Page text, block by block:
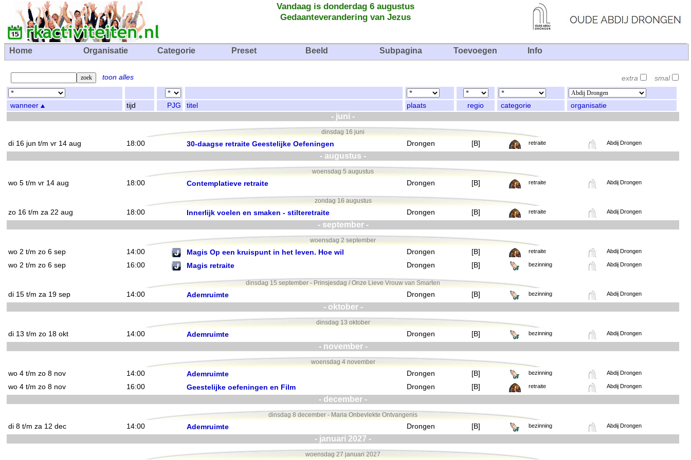
Vandaag is donderdag 6 augustus
Gedaanteverandering van Jezus
Home Organisatie Categorie Preset Beeld Subpagina Toevoegen Info
toon alles extra smal
wanneer tijd PJG titel plaats regio categorie organisatie
- juni -
dinsdag 16 juni
di 16 jun t/m vr 14 aug 18:00 30-daagse retraite Geestelijke Oefeningen Drongen [B] retraite Abdij Drongen
- augustus -
woensdag 5 augustus
wo 5 t/m vr 14 aug 18:00 Contemplatieve retraite Drongen [B] retraite Abdij Drongen
zondag 16 augustus
zo 16 t/m za 22 aug 18:00 Innerlijk voelen en smaken - stilteretraite Drongen [B] retraite Abdij Drongen
- september -
woensdag 2 september
wo 2 t/m zo 6 sep 14:00 Magis Op een kruispunt in het leven. Hoe wil Drongen [B] retraite Abdij Drongen
wo 2 t/m zo 6 sep 16:00 Magis retraite Drongen [B] bezinning Abdij Drongen
dinsdag 15 september - Prinsjesdag / Onze Lieve Vrouw van Smarten
di 15 t/m za 19 sep 14:00 Ademruimte Drongen [B] bezinning Abdij Drongen
- oktober -
dinsdag 13 oktober
di 13 t/m zo 18 okt 14:00 Ademruimte Drongen [B] bezinning Abdij Drongen
- november -
woensdag 4 november
wo 4 t/m zo 8 nov 14:00 Ademruimte Drongen [B] bezinning Abdij Drongen
wo 4 t/m zo 8 nov 16:00 Geestelijke oefeningen en Film Drongen [B] retraite Abdij Drongen
- december -
dinsdag 8 december - Maria Onbevlekte Ontvangenis
di 8 t/m za 12 dec 14:00 Ademruimte Drongen [B] bezinning Abdij Drongen
- januari 2027 -
woensdag 27 januari 2027